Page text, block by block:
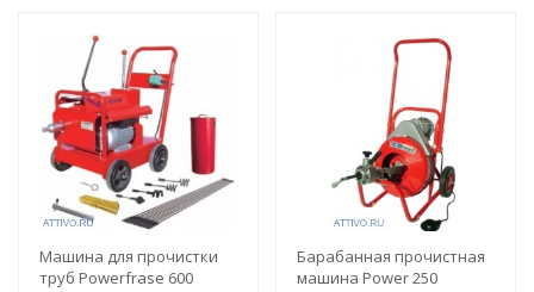
Машина для прочистки
труб Powerfrase 600
Барабанная прочистная
машина Power 250